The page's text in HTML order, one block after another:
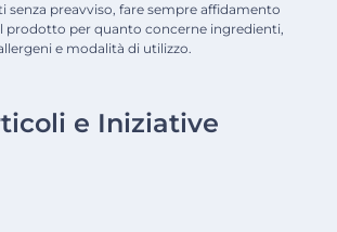
senza preavviso, fare sempre affidamento
prodotto per quanto concerne ingredienti,
e modalità di utilizzo.
e Iniziative